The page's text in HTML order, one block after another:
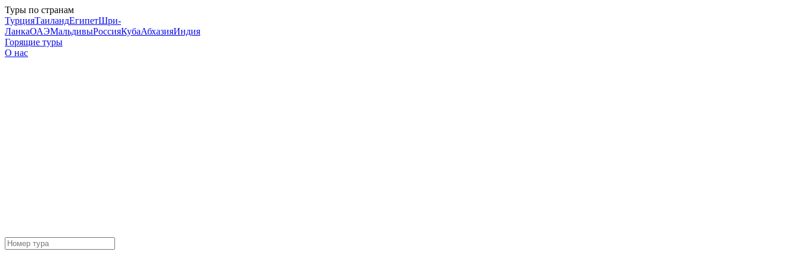
Туры по странам
ТурцияТаиландЕгипетШри-
ЛанкаОАЭМальдивыРоссияКубаАбхазияИндия
Горящие туры
О нас